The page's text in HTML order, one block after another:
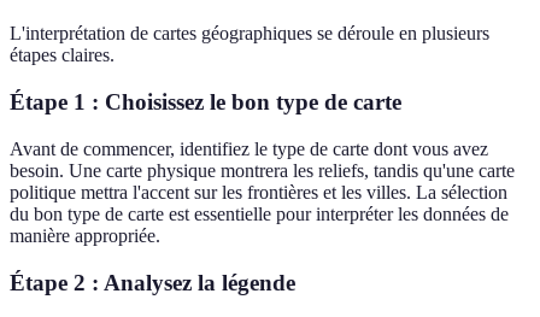
L'interprétation de cartes géographiques se déroule en plusieurs
étapes claires.
Étape 1 : Choisissez le bon type de carte
Avant de commencer, identifiez le type de carte dont vous avez
besoin. Une carte physique montrera les reliefs, tandis qu'une carte
politique mettra l'accent sur les frontières et les villes. La sélection
du bon type de carte est essentielle pour interpréter les données de
manière appropriée.
Étape 2 : Analysez la légende